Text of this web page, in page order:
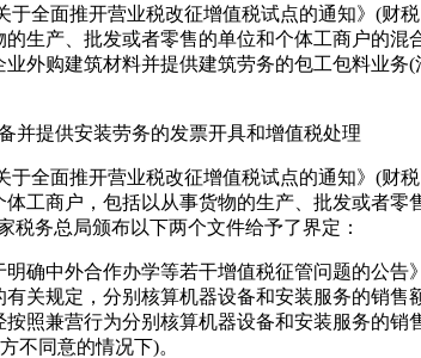
面推开营业税改征增值税试点的通知》(财税
生产、批发或者零售的单位和个体工商户的
外购建筑材料并提供建筑劳务的包工包料业
提供安装劳务的发票开具和增值税处理
面推开营业税改征增值税试点的通知》(财税
工商户，包括以从事货物的生产、批发或者
税务总局颁布以下两个文件给予了界定：
中外合作办学等若干增值税征管问题的公告
关规定，分别核算机器设备和安装服务的销
照兼营行为分别核算机器设备和安装服务的
不同意的情况下)。